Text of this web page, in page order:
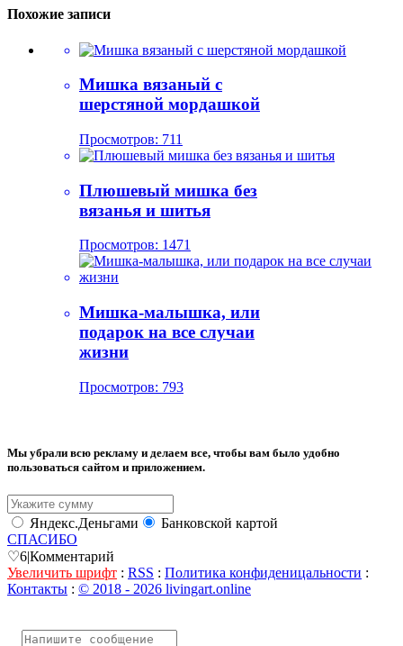
Похожие записи
Мишка вязаный с
шерстяной мордашкой
Просмотров: 711
Плюшевый мишка без
вязанья и шитья
Просмотров: 1471
Мишка-малышка, или
подарок на все случаи
жизни
Просмотров: 793
Мы убрали всю рекламу и делаем все, чтобы вам было удобно
пользоваться сайтом и приложением.
Яндекс.Деньгами
Банковской картой
СПАСИБО
♡6|Комментарий
Увеличить шрифт : RSS : Политика конфиденицальности :
Контакты : © 2018 - 2026 livingart.online